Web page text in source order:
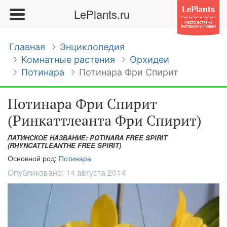
LePlants.ru
Главная
Энциклопедия
Комнатные растения
Орхидеи
Потинара
Потинара Фри Спирит
Потинара Фри Спирит
(Ринкаттлеанта Фри Спирит)
ЛАТИНСКОЕ НАЗВАНИЕ: POTINARA FREE SPIRIT
(RHYNCATTLEANTHE FREE SPIRIT)
Основной род: Потинара
Опубликовано: 14 августа 2014